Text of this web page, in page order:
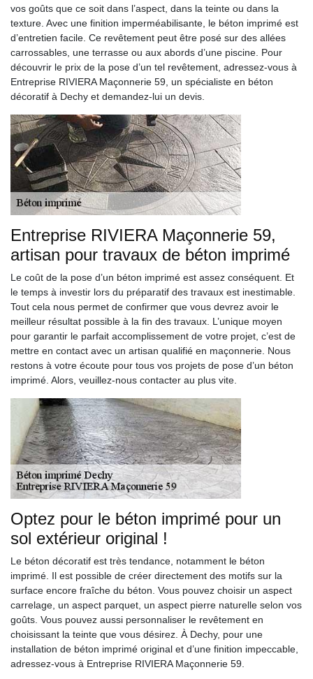
vos goûts que ce soit dans l’aspect, dans la teinte ou dans la
texture. Avec une finition imperméabilisante, le béton imprimé est
d’entretien facile. Ce revêtement peut être posé sur des allées
carrossables, une terrasse ou aux abords d’une piscine. Pour
découvrir le prix de la pose d’un tel revêtement, adressez-vous à
Entreprise RIVIERA Maçonnerie 59, un spécialiste en béton
décoratif à Dechy et demandez-lui un devis.
Entreprise RIVIERA Maçonnerie 59,
artisan pour travaux de béton imprimé
Le coût de la pose d’un béton imprimé est assez conséquent. Et
le temps à investir lors du préparatif des travaux est inestimable.
Tout cela nous permet de confirmer que vous devrez avoir le
meilleur résultat possible à la fin des travaux. L’unique moyen
pour garantir le parfait accomplissement de votre projet, c’est de
mettre en contact avec un artisan qualifié en maçonnerie. Nous
restons à votre écoute pour tous vos projets de pose d’un béton
imprimé. Alors, veuillez-nous contacter au plus vite.
Optez pour le béton imprimé pour un
sol extérieur original !
Le béton décoratif est très tendance, notamment le béton
imprimé. Il est possible de créer directement des motifs sur la
surface encore fraîche du béton. Vous pouvez choisir un aspect
carrelage, un aspect parquet, un aspect pierre naturelle selon vos
goûts. Vous pouvez aussi personnaliser le revêtement en
choisissant la teinte que vous désirez. À Dechy, pour une
installation de béton imprimé original et d’une finition impeccable,
adressez-vous à Entreprise RIVIERA Maçonnerie 59.